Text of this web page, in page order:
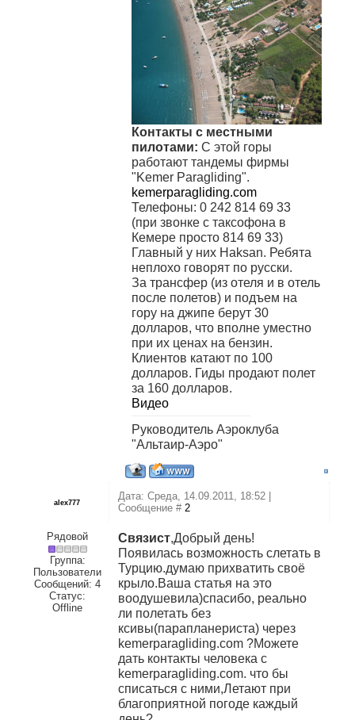
Контакты с местными
пилотами: С этой горы
работают тандемы фирмы
"Kemer Paragliding".
kemerparagliding.com
Телефоны: 0 242 814 69 33
(при звонке с таксофона в
Кемере просто 814 69 33)
Главный у них Haksan. Ребята
неплохо говорят по русски.
За трансфер (из отеля и в отель
после полетов) и подъем на
гору на джипе берут 30
долларов, что вполне уместно
при их ценах на бензин.
Клиентов катают по 100
долларов. Гиды продают полет
за 160 долларов.
Видео
Руководитель Аэроклуба
"Альтаир-Аэро"
alex777
Дата: Среда, 14.09.2011, 18:52 |
Сообщение # 2
Рядовой
Группа:
Пользователи
Сообщений: 4
Статус:
Offline
Связист,Добрый день!
Появилась возможность слетать в
Турцию.думаю прихватить своё
крыло.Ваша статья на это
воодушевила)спасибо, реально
ли полетать без
ксивы(парапланериста) через
kemerparagliding.com ?Можете
дать контакты человека с
kemerparagliding.com. что бы
списаться с ними,Летают при
благоприятной погоде каждый